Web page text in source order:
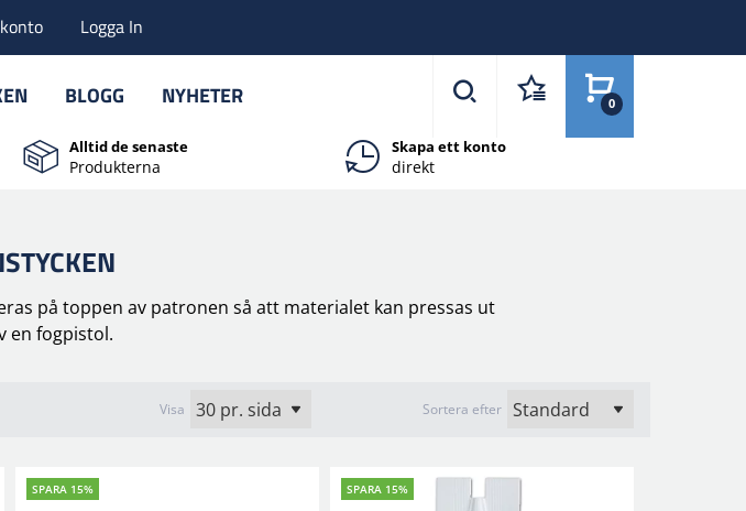
Logga In
BLOGG NYHETER 0
Alltid de senaste
Produkterna
Skapa ett konto
direkt
på toppen av patronen så att materialet kan pressas ut
en fogpistol.
Visa Sortera efter
SPARA 15% SPARA 15%